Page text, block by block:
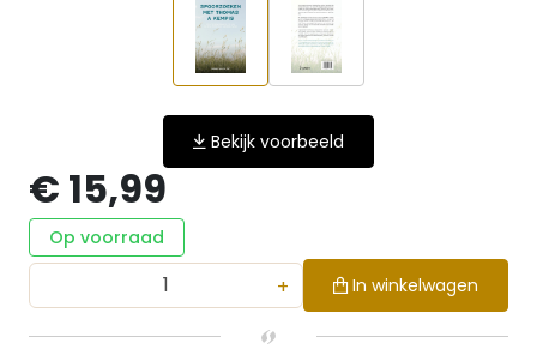
Bekijk voorbeeld
€ 15,99
Op voorraad
+ In winkelwagen